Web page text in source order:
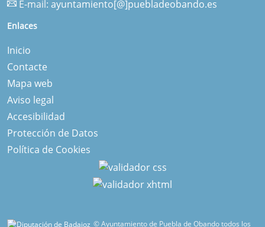
E-mail: ayuntamiento[@]puebladeobando.es
Enlaces
Inicio
Contacte
Mapa web
Aviso legal
Accesibilidad
Protección de Datos
Política de Cookies
© Ayuntamiento de Puebla de Obando todos los